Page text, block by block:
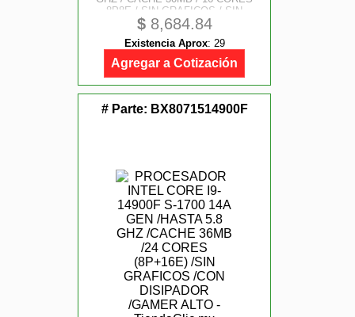
8P8E / SIN GRAFICOS / SIN
DISIPADOR / GAMER ALTO IPA
$8,684.84
Existencia Aprox: 29
Agregar a Cotización
# Parte: BX8071514900F